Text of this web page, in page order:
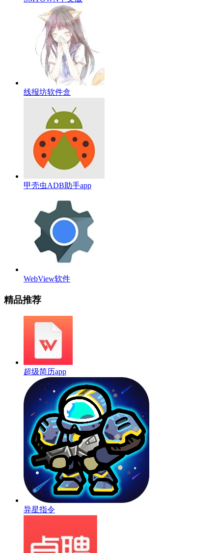
线报坊软件盒
甲壳虫ADB助手app
WebView软件
精品推荐
超级简历app
异星指令